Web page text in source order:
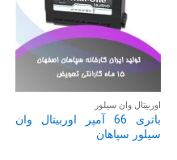
اوربیتال وان سیلور
باتری 66 آمپر اوربیتال وان
سیلور سپاهان